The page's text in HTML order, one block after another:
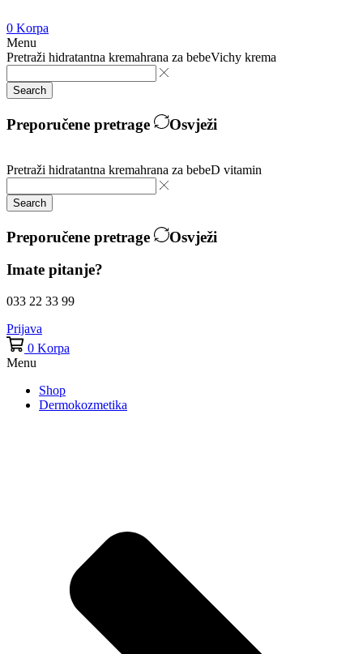
0 Korpa
Menu
Pretraži hidratantna kremahrana za bebeVichy krema
Search
Preporučene pretrage Osvježi
Pretraži hidratantna kremahrana za bebeD vitamin
Search
Preporučene pretrage
Osvježi
Imate pitanje?
033 22 33 99
Prijava
0 Korpa
Menu
Shop
Dermokozmetika